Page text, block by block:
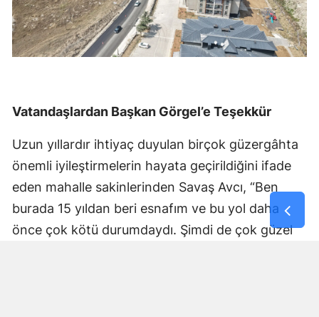
Vatandaşlardan Başkan Görgel’e Teşekkür
Uzun yıllardır ihtiyaç duyulan birçok güzergâhta
önemli iyileştirmelerin hayata geçirildiğini ifade
eden mahalle sakinlerinden Savaş Avcı, “Ben
burada 15 yıldan beri esnafım ve bu yol daha
önce çok kötü durumdaydı. Şimdi de çok güzel